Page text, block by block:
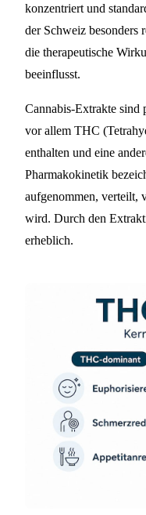
konzentriert und
der Schweiz besonders
die therapeutische
beeinflusst.
Cannabis-Extrakte sind
vor allem THC
enthalten und eine
Pharmakokinetik
aufgenommen, verteilt,
wird. Durch den
erheblich.